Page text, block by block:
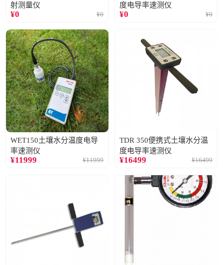
射测量仪
¥0 ¥0
度电导率速测仪
¥0 ¥0
WET150土壤水分温度电导
率速测仪
¥11999 ¥11999
TDR 350便携式土壤水分温
度电导率速测仪
¥16499 ¥16499